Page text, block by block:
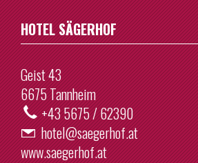
Heute
24 25 26 27
31 1 2 3
Heute
HOTEL SÄGERHOF
Geist 43
6675 Tannheim
+43 5675 / 62390
hotel@saegerhof.at
www.saegerhof.at